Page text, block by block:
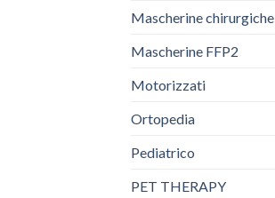
Mascherine chirurgiche
Mascherine FFP2
Motorizzati
Ortopedia
Pediatrico
PET THERAPY